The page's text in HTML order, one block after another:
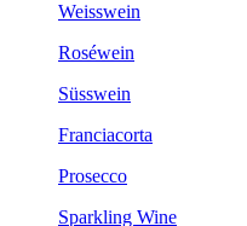
Weisswein
Roséwein
Süsswein
Franciacorta
Prosecco
Sparkling Wine